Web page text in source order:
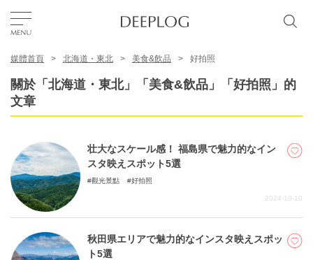
TOP
區域
特色主題
繁體中文
媒體首頁 北海道・東北 美食&飲品 好拍照
關於「北海道・東北」「美食&飲品」「好拍照」的
文章
壮大なスケール感！ 福島県で魅力的なイン
スタ映えスポット5選
觀光景點 好拍照
2024-10-10
秋田県エリアで魅力的なインスタ映えスポッ
ト5選